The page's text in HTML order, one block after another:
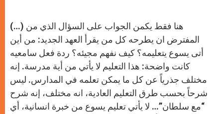
(…) هنا فقط يكمن الجواب على السؤال الذي من
المفترض ان يطرحه كل من يقرأ العهد الجديد: من أين
أتى يسوع يتعليمه؟ كيف نفهم مجيئه؟ ردة فعل سامعيه
كانت واضحة: هذا التعليم لا يأتي من أية مدرسة. إنه
مختلف جذرياً عن كل ما يمكن تعلمه في المدارس. ليس
شرحاً بحسب طرق التعليم العادية، انه مختلف، إنه شرح
“مع سلطان”… لا يأتي تعليم يسوع من خبرة انسانية، أي